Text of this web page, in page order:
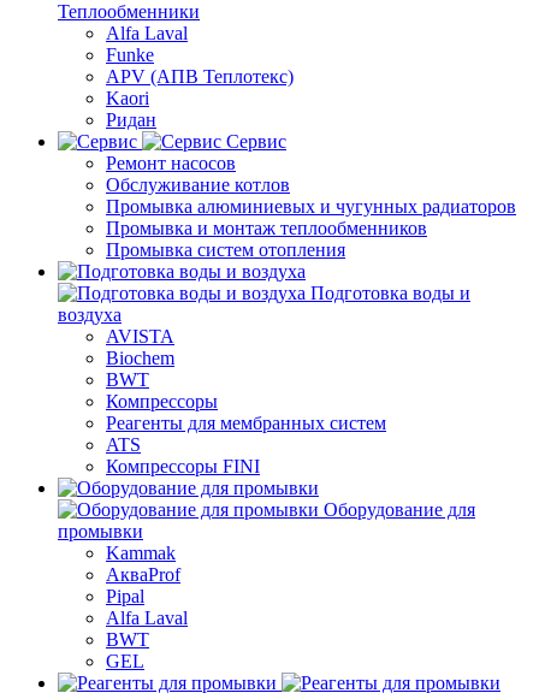
Теплообменники
Alfa Laval
Funke
APV (АПВ Теплотекс)
Kaori
Ридан
Сервис
Ремонт насосов
Обслуживание котлов
Промывка алюминиевых и чугунных радиаторов
Промывка и монтаж теплообменников
Промывка систем отопления
Подготовка воды и
воздуха
AVISTA
Biochem
BWT
Компрессоры
Реагенты для мембранных систем
ATS
Компрессоры FINI
Оборудование для
промывки
Kammak
АкваProf
Pipal
Alfa Laval
BWT
GEL